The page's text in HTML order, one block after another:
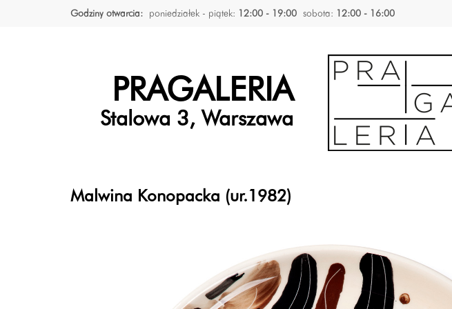
Godziny otwarcia: poniedziałek - piątek: 12:00 - 19:00 sobota: 12:00 - 16:00
PRAGALERIA
Stalowa 3, Warszawa
Malwina Konopacka (ur.1982)